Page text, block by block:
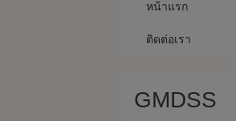
หน้าแรก
ติดต่อเรา
GMDSS